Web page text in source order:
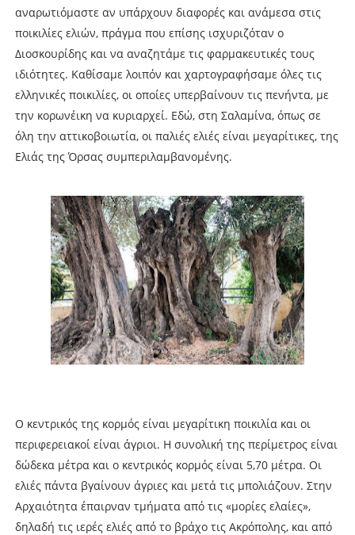
αναρωτιόμαστε αν υπάρχουν διαφορές και ανάμεσα στις
ποικιλίες ελιών, πράγμα που επίσης ισχυριζόταν ο
Διοσκουρίδης και να αναζητάμε τις φαρμακευτικές τους
ιδιότητες. Καθίσαμε λοιπόν και χαρτογραφήσαμε όλες τις
ελληνικές ποικιλίες, οι οποίες υπερβαίνουν τις πενήντα, με
την κορωνέικη να κυριαρχεί. Εδώ, στη Σαλαμίνα, όπως σε
όλη την αττικοβοιωτία, οι παλιές ελιές είναι μεγαρίτικες, της
Ελιάς της Όρσας συμπεριλαμβανομένης.
Ο κεντρικός της κορμός είναι μεγαρίτικη ποικιλία και οι
περιφερειακοί είναι άγριοι. Η συνολική της περίμετρος είναι
δώδεκα μέτρα και ο κεντρικός κορμός είναι 5,70 μέτρα. Οι
ελιές πάντα βγαίνουν άγριες και μετά τις μπολιάζουν. Στην
Αρχαιότητα έπαιρναν τμήματα από τις «μορίες ελαίες»,
δηλαδή τις ιερές ελιές από το βράχο τις Ακρόπολης, και από